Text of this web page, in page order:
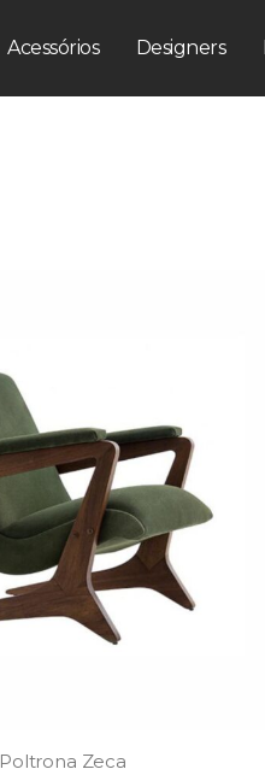
Acessórios Designers
Poltrona Zeca